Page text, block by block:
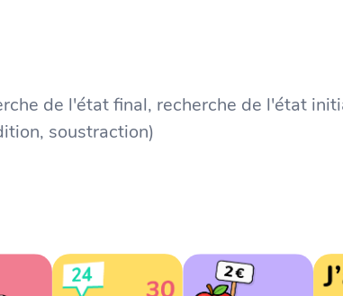
de l'état final, recherche de l'état
soustraction)